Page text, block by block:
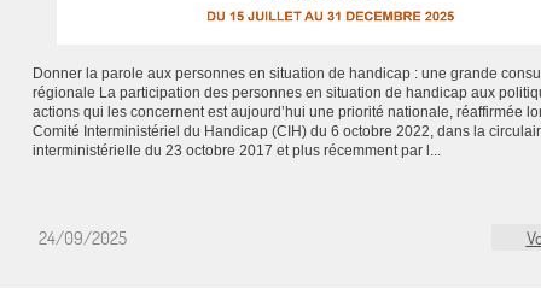
Donner la parole aux personnes en situation de handicap : une grande
régionale La participation des personnes en situation de handicap aux
actions qui les concernent est aujourd’hui une priorité nationale, réaffirmée
Comité Interministériel du Handicap (CIH) du 6 octobre 2022, dans la
interministérielle du 23 octobre 2017 et plus récemment par l...
24/09/2025